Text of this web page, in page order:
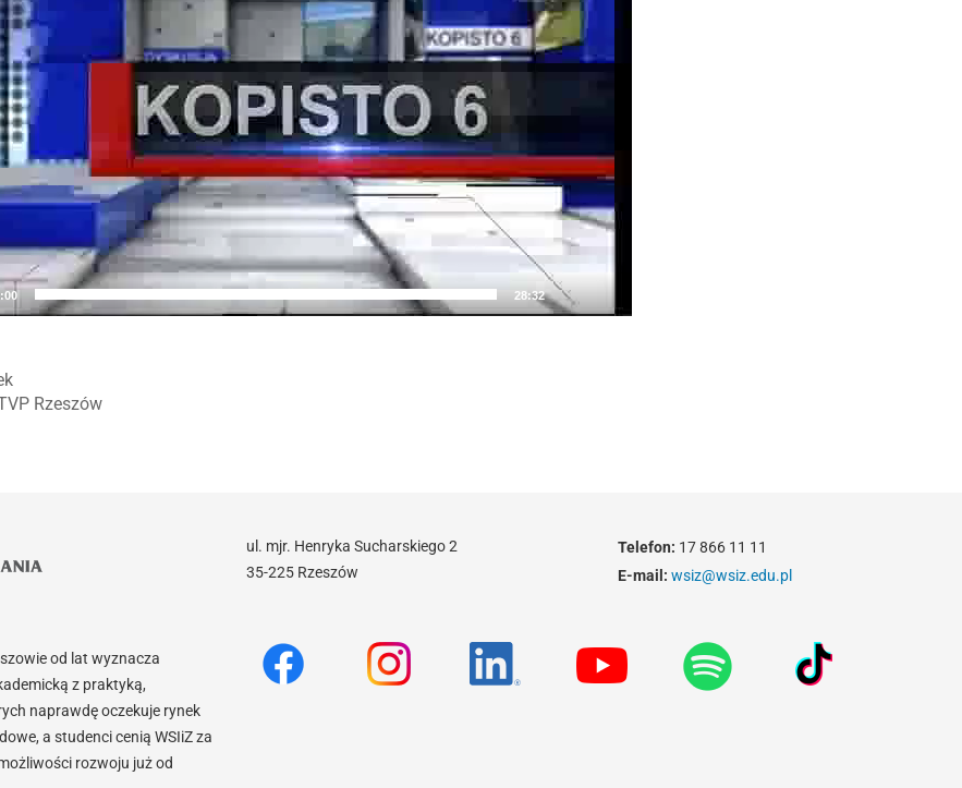
28:32
Rzeszów
od lat wyznacza
z praktyką,
naprawdę oczekuje rynek
a studenci cenią WSIiZ za
rozwoju już od
ul. mjr. Henryka Sucharskiego 2
35-225 Rzeszów
Telefon: 17 866 11 11
E-mail: wsiz@wsiz.edu.pl